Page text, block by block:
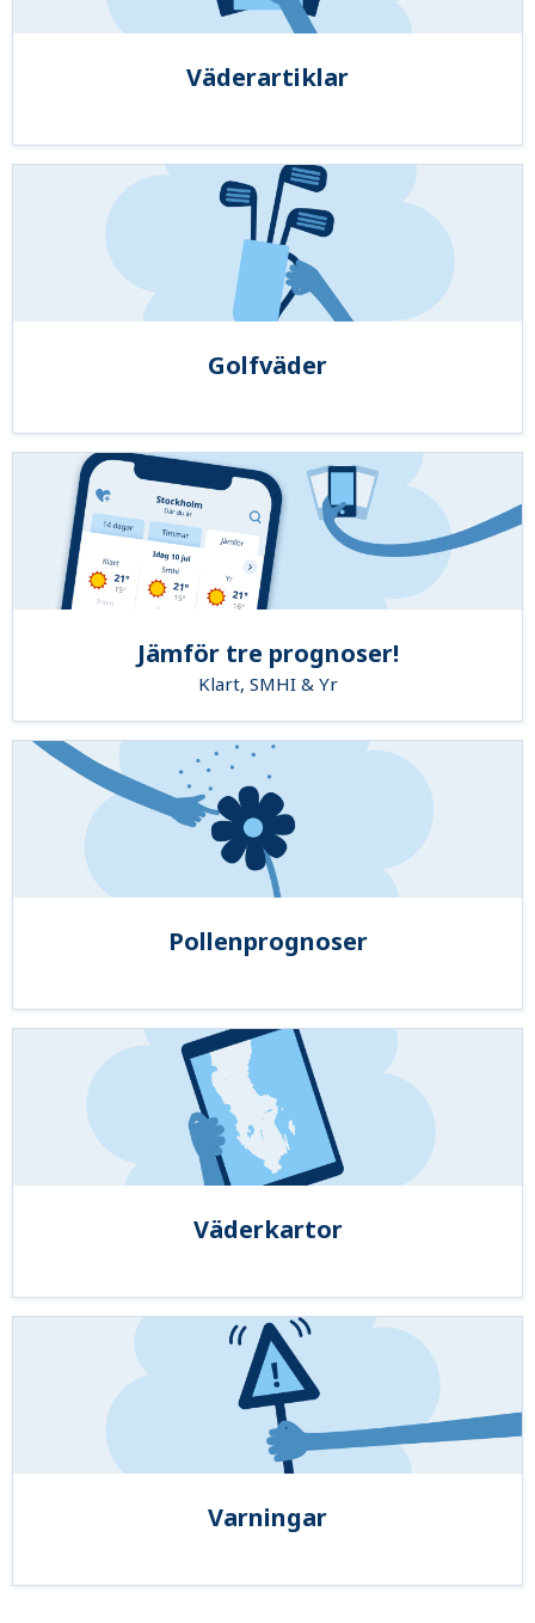
Väderartiklar
Golfväder
Jämför tre prognoser!
Klart, SMHI & Yr
Pollenprognoser
Väderkartor
Varningar